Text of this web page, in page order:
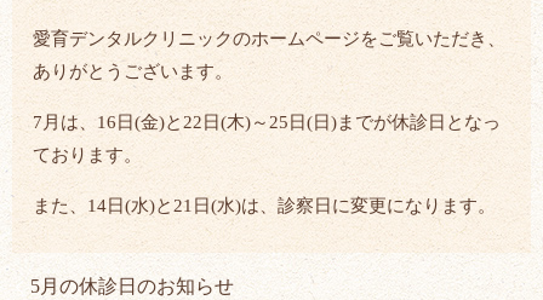
愛育デンタルクリニックのホームページをご覧いただき、
ありがとうございます。
7 月は、 16 日(金)と 22 日(木)～ 25 日(日)までが休診日となっ
ております。
また、 14日(水)と 21 日(水)は、診察日に変更になります。
5月の休診日のお知らせ